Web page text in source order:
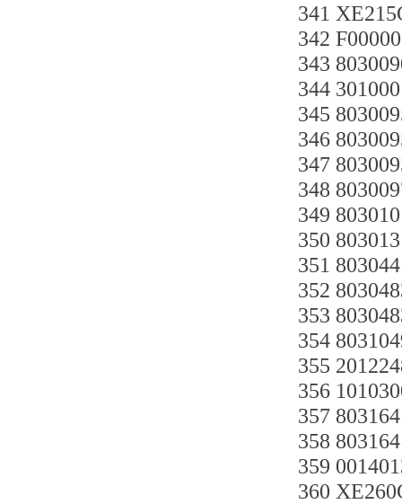
341
342
343
344
345
346
347
348
349
350
351
352
353
354
355
356
357
358
359
360